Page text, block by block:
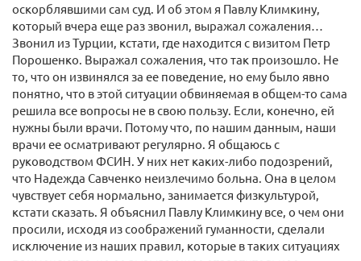
оскорблявшими сам суд. И об этом я Павлу Климкину,
который вчера еще раз звонил, выражал сожаления…
Звонил из Турции, кстати, где находится с визитом Петр
Порошенко. Выражал сожаления, что так произошло. Не
то, что он извинялся за ее поведение, но ему было явно
понятно, что в этой ситуации обвиняемая в общем-то сама
решила все вопросы не в свою пользу. Если, конечно, ей
нужны были врачи. Потому что, по нашим данным, наши
врачи ее осматривают регулярно. Я общаюсь с
руководством ФСИН. У них нет каких-либо подозрений,
что Надежда Савченко неизлечимо больна. Она в целом
чувствует себя нормально, занимается физкультурой,
кстати сказать. Я объяснил Павлу Климкину все, о чем они
просили, исходя из соображений гуманности, сделали
исключение из наших правил, которые в таких ситуациях